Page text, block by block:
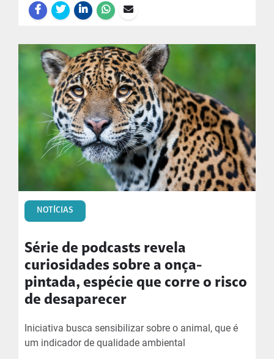
NOTÍCIAS
Série de podcasts revela
curiosidades sobre a onça-
pintada, espécie que corre o risco
de desaparecer
Iniciativa busca sensibilizar sobre o animal, que é
um indicador de qualidade ambiental